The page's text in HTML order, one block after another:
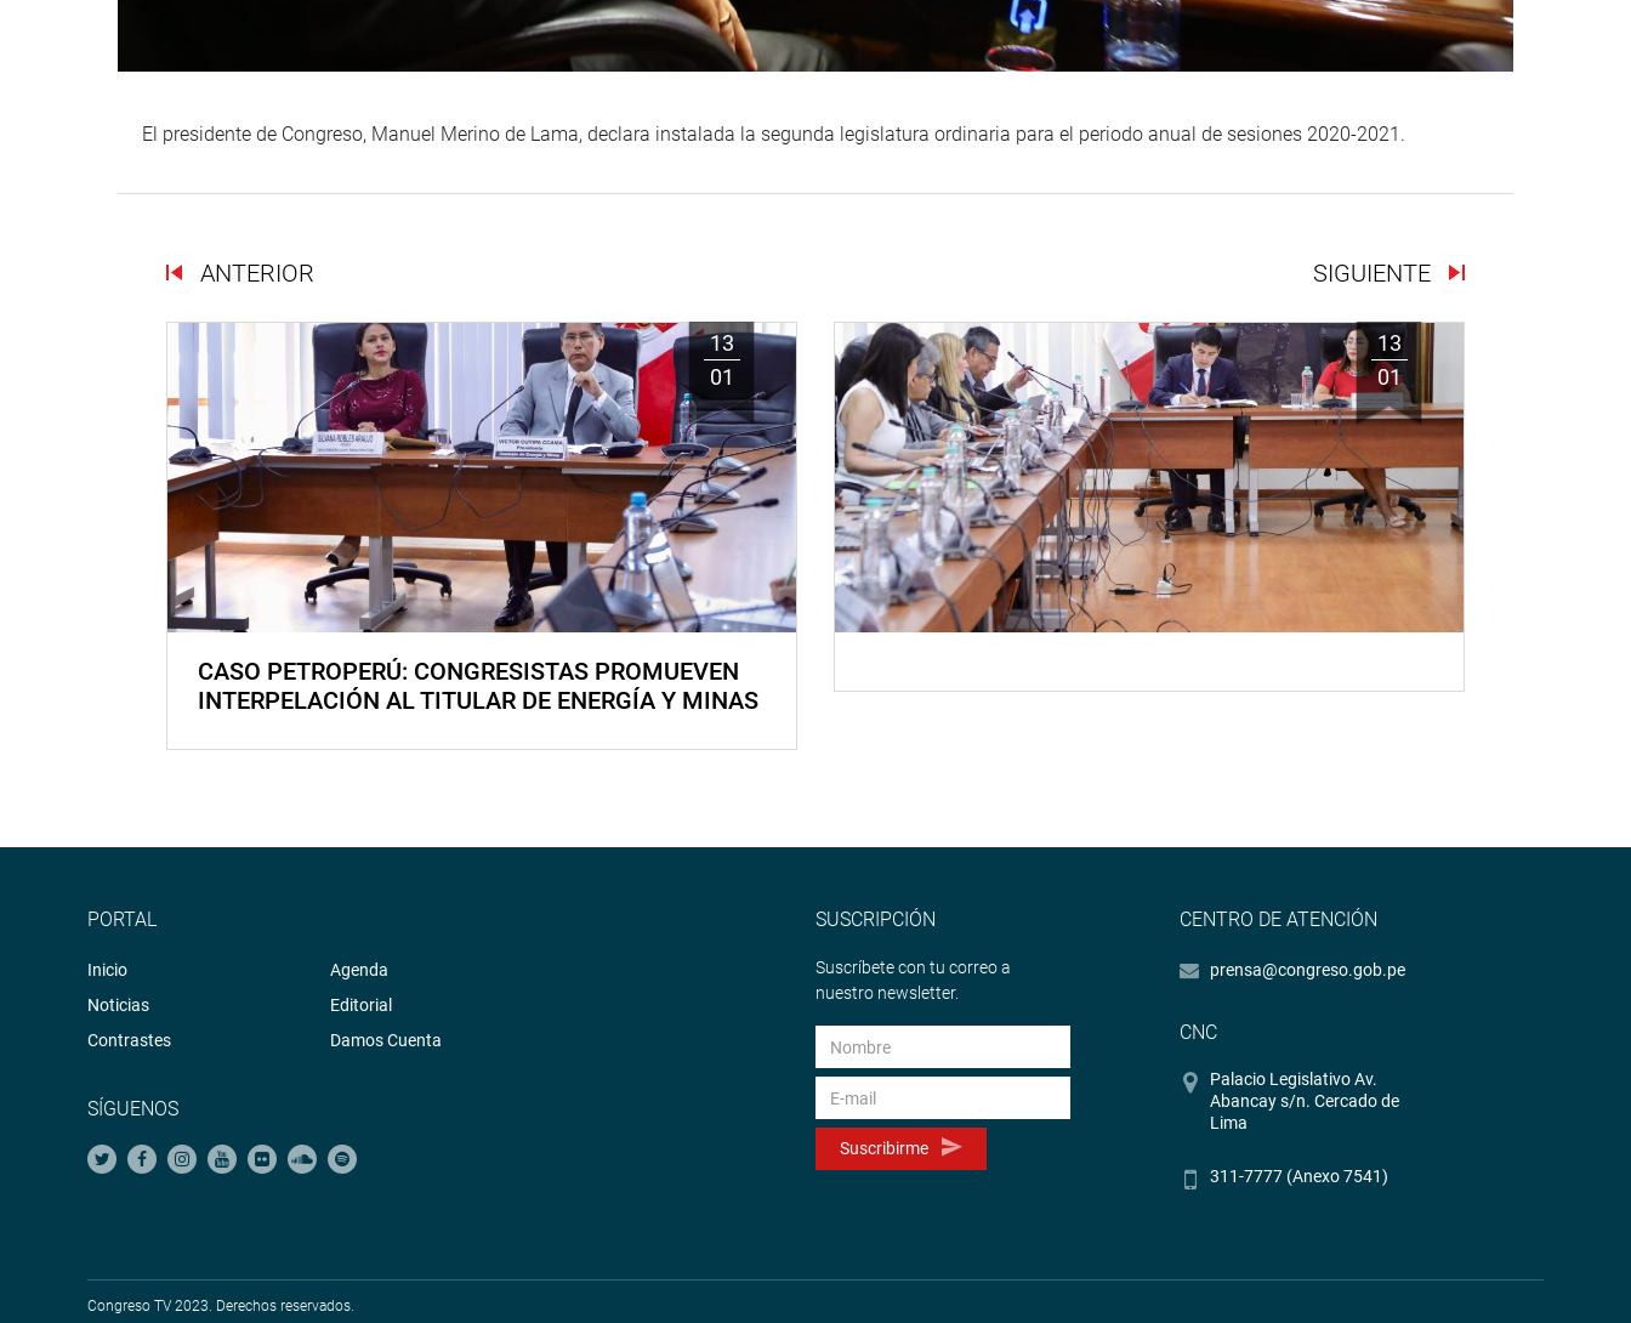
El presidente de Congreso, Manuel Merino de Lama, declara instalada la segunda legislatura ordinaria para el periodo anual de sesiones 2020-2021.
ANTERIOR SIGUIENTE
13
01
CASO PETROPERÚ: CONGRESISTAS PROMUEVEN
INTERPELACIÓN AL TITULAR DE ENERGÍA Y MINAS
13
01
PORTAL
Inicio
Noticias
Contrastes
Agenda
Editorial
Damos Cuenta
SÍGUENOS
SUSCRIPCIÓN
Suscríbete con tu correo a
nuestro newsletter.
Suscribirme
CENTRO DE ATENCIÓN
prensa@congreso.gob.pe
CNC
Palacio Legislativo Av.
Abancay s/n. Cercado de
Lima
311-7777 (Anexo 7541)
Congreso TV 2023. Derechos reservados.